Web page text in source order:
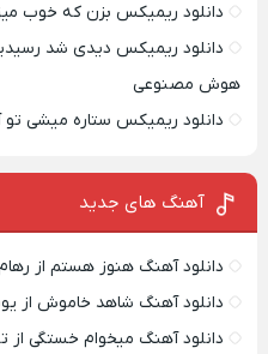
دانلود ریمیکس بزن که خوب
دانلود ریمیکس دیدی شد
هوش مصنوعی
دانلود ریمیکس ستاره میشی
آهنگ های جدید
دانلود آهنگ هنوز هستم از
دانلود آهنگ شاهد خاموش از
دانلود آهنگ میخوام خستگی